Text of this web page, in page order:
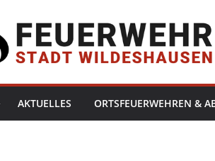
AKTUELLES ORTSFEUERWEHREN &